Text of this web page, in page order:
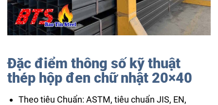
Đặc điểm thông số kỹ thuật
thép hộp đen chữ nhật 20×40
Theo tiêu Chuẩn: ASTM, tiêu chuẩn JIS, EN,